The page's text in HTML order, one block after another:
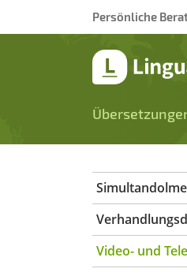
Zum HauptmenüPersönliche
Video- und